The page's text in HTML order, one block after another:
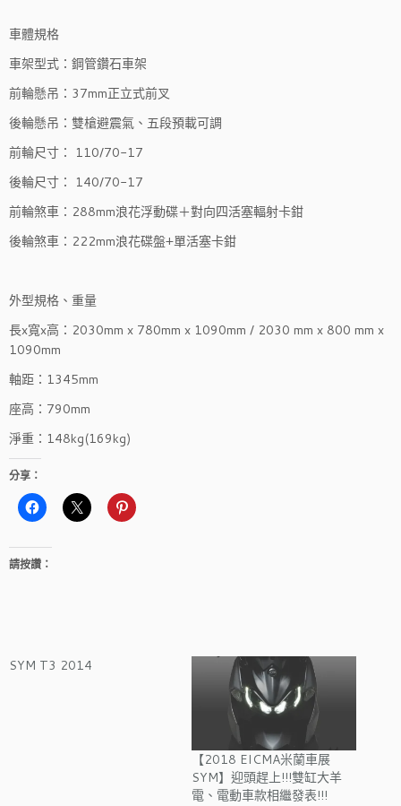
車體規格
車架型式：鋼管鑽石車架
前輪懸吊：37mm正立式前叉
後輪懸吊：雙槍避震氣、五段預載可調
前輪尺寸： 110/70-17
後輪尺寸： 140/70-17
前輪煞車：288mm浪花浮動碟＋對向四活塞輻射卡鉗
後輪煞車：222mm浪花碟盤+單活塞卡鉗
外型規格、重量
長x寬x高：2030mm x 780mm x 1090mm / 2030 mm x 800 mm x
1090mm
軸距：1345mm
座高：790mm
淨重：148kg(169kg)
分享：
請按讚：
SYM T3 2014
【2018 EICMA米蘭車展
SYM】迎頭趕上!!!雙缸大羊
電、電動車款相繼發表!!!